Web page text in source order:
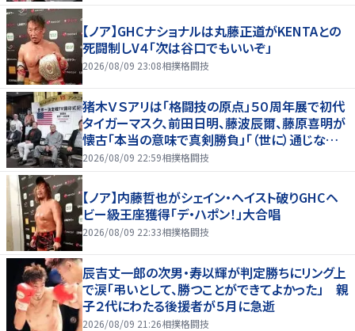
【ノア】GHCナショナルは丸藤正道がKENTAとの
死闘制しV４「次は谷口でもいいぞ」
2026/08/09 23:08相撲格闘技
猪木ＶＳアリは「格闘技の原点」５０周年展で初代
タイガーマスク、前田日明、藤波辰爾、藤原喜明が
懐古「本当の意味で真剣勝負」「（世に）通じない
歯がゆさも」
2026/08/09 22:59相撲格闘技
【ノア】内藤哲也がシェイン・ヘイスト破りGHCヘ
ビー級王座獲得「デ・ハポン！」大合唱
2026/08/09 22:33相撲格闘技
辰吉丈一郎の次男・寿以輝が判定勝ちにリング上
で涙「弔いとして、勝つことができてよかった」 親
子２代にわたる後援者が５月に急逝
2026/08/09 21:26相撲格闘技